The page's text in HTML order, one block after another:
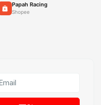
Papah Racing
Shopee